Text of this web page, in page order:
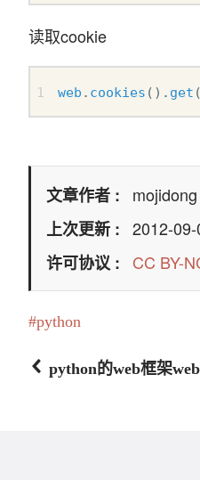
读取cookie
web . cookies () . get (
文章作者
mojidong
上次更新
2012-
许可协议
CC BY-
python
python的web框架